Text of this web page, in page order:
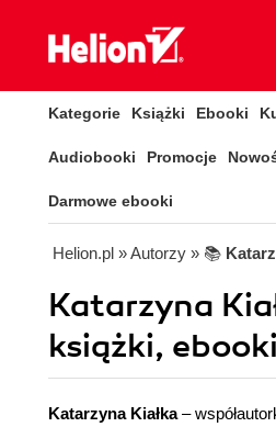
Kategorie Książki Ebooki
Audiobooki Promocje
Darmowe ebooki
Helion.pl » Autorzy » 📚
Katarzyna
książki, ebooki
Katarzyna Kiałka–